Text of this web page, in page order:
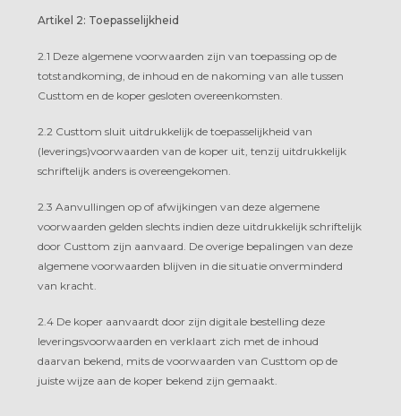
Artikel 2: Toepasselijkheid
2.1 Deze algemene voorwaarden zijn van toepassing op de
totstandkoming, de inhoud en de nakoming van alle tussen
Custtom en de koper gesloten overeenkomsten.
2.2 Custtom sluit uitdrukkelijk de toepasselijkheid van
(leverings)voorwaarden van de koper uit, tenzij uitdrukkelijk
schriftelijk anders is overeengekomen.
2.3 Aanvullingen op of afwijkingen van deze algemene
voorwaarden gelden slechts indien deze uitdrukkelijk schriftelijk
door Custtom zijn aanvaard. De overige bepalingen van deze
algemene voorwaarden blijven in die situatie onverminderd
van kracht.
2.4 De koper aanvaardt door zijn digitale bestelling deze
leveringsvoorwaarden en verklaart zich met de inhoud
daarvan bekend, mits de voorwaarden van Custtom op de
juiste wijze aan de koper bekend zijn gemaakt.